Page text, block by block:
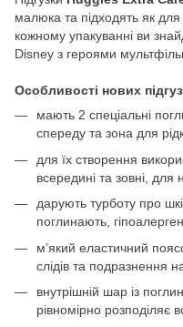
малюка та підходять як для
кожному упакуванні ви
Disney з героями
Особливості нових
мають 2 спеціальні
спереду та зона для
для їх створення
всередині та зовні, для
дарують турботу про
поглинають,
м’який еластичний
слідів та подразнення
внутрішній шар із
рівномірно розподіляє